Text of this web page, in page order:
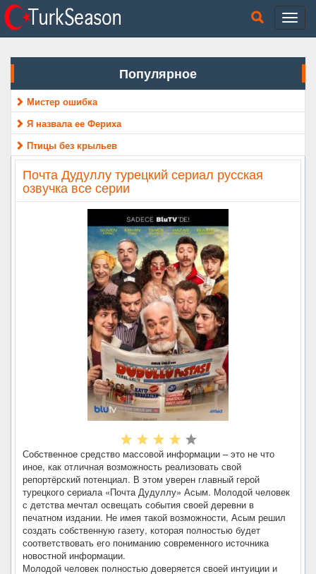
Популярное
Мистер ошибка
Я назвала ее Фериха
Птицы без крыльев
Почта Дудуллу турецкий сериал русская
озвучка все серии
Собственное средство массовой информации – это не что
иное, как отличная возможность реализовать свой
репортёрский потенциал. В этом уверен главный герой
турецкого сериала «Почта Дудуллу» Асым. Молодой человек
с детства мечтал освещать события своей деревни в
печатном издании. Не имея такой возможности, Асым решил
создать собственную газету, которая полностью будет
соответствовать его пониманию современного источника
новостной информации.
Молодой человек полностью доверяется своей интуиции и